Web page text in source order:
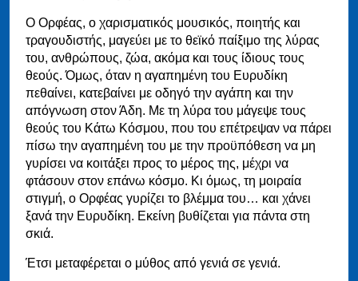
Ο Ορφέας, ο χαρισματικός μουσικός, ποιητής και
τραγουδιστής, μαγεύει με το θεϊκό παίξιμο της λύρας
του, ανθρώπους, ζώα, ακόμα και τους ίδιους τους
θεούς. Όμως, όταν η αγαπημένη του Ευρυδίκη
πεθαίνει, κατεβαίνει με οδηγό την αγάπη και την
απόγνωση στον Άδη. Με τη λύρα του μάγεψε τους
θεούς του Κάτω Κόσμου, που του επέτρεψαν να πάρει
πίσω την αγαπημένη του με την προϋπόθεση να μη
γυρίσει να κοιτάξει προς το μέρος της, μέχρι να
φτάσουν στον επάνω κόσμο. Κι όμως, τη μοιραία
στιγμή, ο Ορφέας γυρίζει το βλέμμα του… και χάνει
ξανά την Ευρυδίκη. Εκείνη βυθίζεται για πάντα στη
σκιά.
Έτσι μεταφέρεται ο μύθος από γενιά σε γενιά.